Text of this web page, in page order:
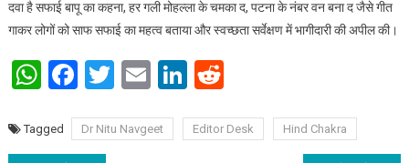
दवा है सफाई बापू का कहना, हर गली मोहल्ला के चमका द, पटना के नंबर वन बना द जैसे गीत
गाकर लोगों को साफ सफाई का महत्व बताया और स्वच्छता सर्वेक्षण में भागीदारी की अपील की।
WhatsApp
Facebook
Twitter
EmailLinkedIn
Reddit
Tagged Dr Nitu Navgeet Editor Desk Hind Chakra